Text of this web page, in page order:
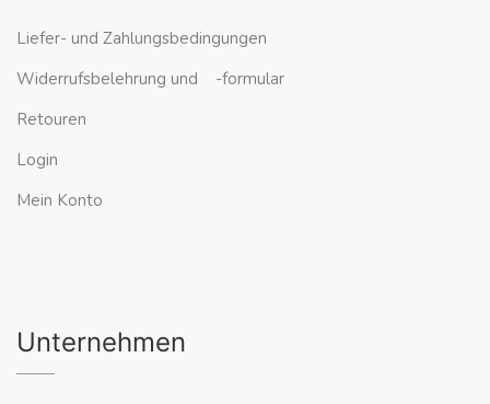
Liefer- und Zahlungsbedingungen
Widerrufsbelehrung und -formular
Retouren
Login
Mein Konto
Unternehmen